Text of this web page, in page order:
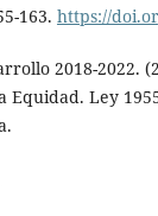
163. https://
2018-2022.
Equidad. Ley